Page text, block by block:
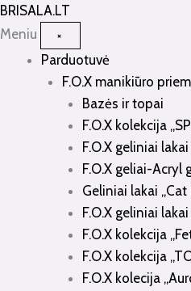
BRISALA.LT
Meniu
×
Parduotuvė
F.O.X manikiūro
Bazės ir topai
F.O.X kolekcija
F.O.X geliniai
F.O.X geliai-Acryl
Geliniai lakai „Cat
F.O.X geliniai
F.O.X kolekcija
F.O.X kolekcija
F.O.X kolecija
Pereiti
prie